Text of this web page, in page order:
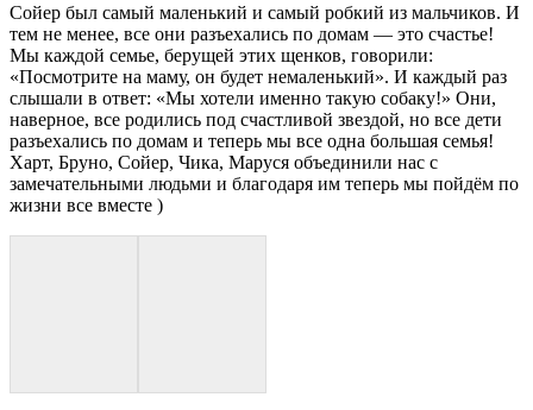
Сойер был самый маленький и самый робкий из мальчиков. И
тем не менее, все они разъехались по домам — это счастье!
Мы каждой семье, берущей этих щенков, говорили:
«Посмотрите на маму, он будет немаленький». И каждый раз
слышали в ответ: «Мы хотели именно такую собаку!» Они,
наверное, все родились под счастливой звездой, но все дети
разъехались по домам и теперь мы все одна большая семья!
Харт, Бруно, Сойер, Чика, Маруся объединили нас с
замечательными людьми и благодаря им теперь мы пойдём по
жизни все вместе )